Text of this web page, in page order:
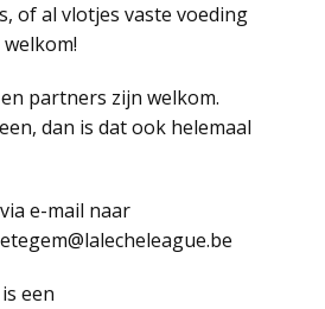
of al vlotjes vaste voeding
partners zijn welkom.
dan is dat ook helemaal
e-mail naar
een